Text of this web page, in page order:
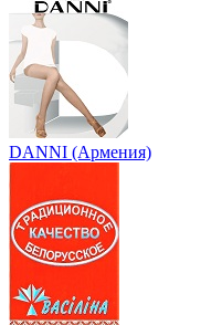
DANNI (Армения)